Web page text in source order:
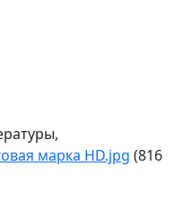
марка HD.jpg (816